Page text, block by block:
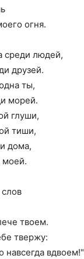
огня.
среди людей,
друзей.
ты,
морей.
глуши,
тиши,
дома,
моей.
твоем.
твержу:
вдвоем!"